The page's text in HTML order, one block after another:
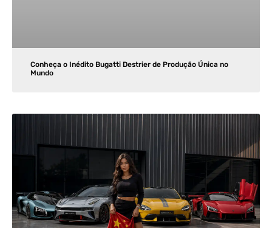
Conheça o Inédito Bugatti Destrier de Produção Única no
Mundo